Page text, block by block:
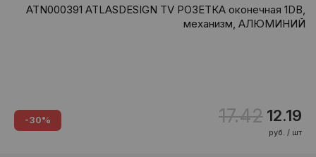
ATN000391 ATLASDESIGN TV РОЗЕТКА оконечная 1DB,
механизм, АЛЮМИНИЙ
-30% 17.42 12.19
руб. / шт